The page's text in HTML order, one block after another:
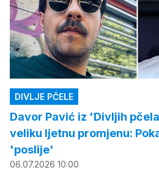
DIVLJE PČELE
Davor Pavić iz 'Divljih
veliku ljetnu promjenu:
'poslije'
06.07.2026 10:00